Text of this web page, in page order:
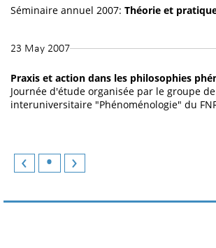
Séminaire annuel 2007: Théorie et
23 May 2007
Praxis et action dans les philosophies
Journée d'étude organisée par le groupe
interuniversitaire "Phénoménologie" du
‹ • ›